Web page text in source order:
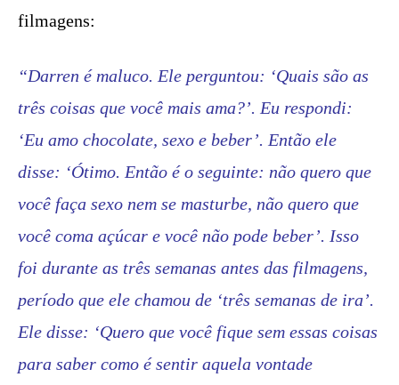
filmagens:
“Darren é maluco. Ele perguntou: ‘Quais são as
três coisas que você mais ama?’. Eu respondi:
‘Eu amo chocolate, sexo e beber’. Então ele
disse: ‘Ótimo. Então é o seguinte: não quero que
você faça sexo nem se masturbe, não quero que
você coma açúcar e você não pode beber’. Isso
foi durante as três semanas antes das filmagens,
período que ele chamou de ‘três semanas de ira’.
Ele disse: ‘Quero que você fique sem essas coisas
para saber como é sentir aquela vontade